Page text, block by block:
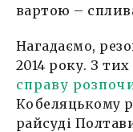
вартою –
Нагадаємо,
2014 року. З тих
справу
Кобеляцькому
райсуді